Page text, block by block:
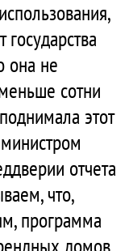
государства
она не
сотни
этот
отчета
что,
программа